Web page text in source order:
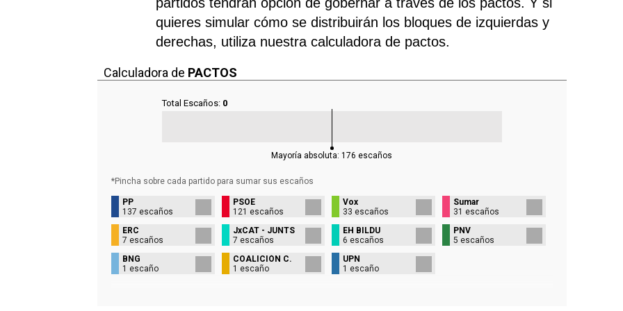
quieres simular cómo se distribuirán los bloques de izquierdas y
derechas, utiliza nuestra calculadora de pactos.
Calculadora de PACTOS
Total Escaños: 0
Mayoría absoluta:176 escaños
*Pincha sobre cada partido para sumar sus escaños
PP
137 escaños
PSOE
121 escaños
Vox
33 escaños
Sumar
31 escaños
ERC
7 escaños
JxCAT - JUNTS
7 escaños
EH BILDU
6 escaños
PNV
5 escaños
BNG
1 escaño
COALICIÓN C.
1 escaño
UPN
1 escaño